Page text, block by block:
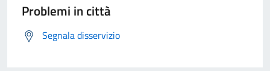
Problemi in città
Segnala disservizio